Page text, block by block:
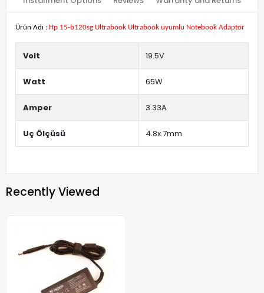
Ürün Adı : Hp 15-b120sg Ultrabook Ultrabook uyumlu Notebook Adaptör
Volt 19.5V
Watt 65W
Amper 3.33A
Uç Ölçüsü 4.8x.7mm
Recently Viewed